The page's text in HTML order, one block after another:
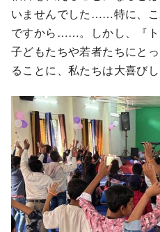
いませんでした……特に、
ですから……。しかし、『
子どもたちや若者たちにと
ることに、私たちは大喜び